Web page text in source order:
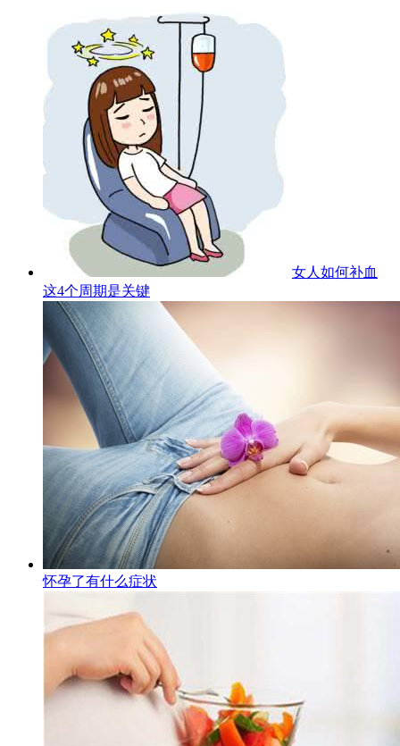
女人如何补血
这4个周期是关键
怀孕了有什么症状